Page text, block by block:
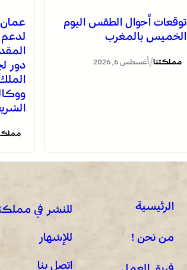
توقعات أحوال الطقس اليوم
الخميس بالمغرب
مملكتنا/أغسطس 6, 2026
عمان
دور
الرئيسية
من نحن !
للنشر في
للإشهار
اتصل بنا